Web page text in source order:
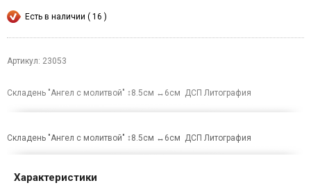
Есть в наличии ( 16 )
Артикул: 23053
Складень "Ангел с молитвой" ↕8.5см ↔6см ДСП Литография
Складень "Ангел с молитвой" ↕8.5см ↔6см ДСП Литография
Характеристики